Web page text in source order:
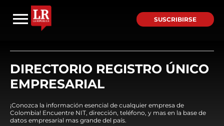
SUSCRIBIRSE
DIRECTORIO REGISTRO ÚNICO
EMPRESARIAL
¡Conozca la información esencial de cualquier empresa de
Colombia! Encuentre NIT, dirección, teléfono, y mas en la base de
datos empresarial mas grande del país.